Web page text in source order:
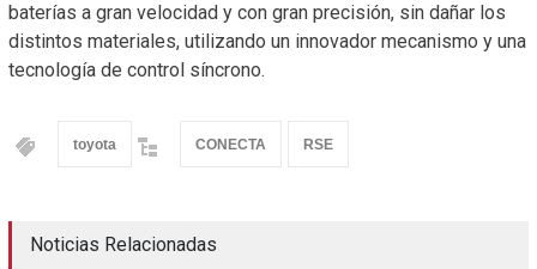
baterías a gran velocidad y con gran precisión, sin dañar los
distintos materiales, utilizando un innovador mecanismo y una
tecnología de control síncrono.
toyota CONECTA RSE
Noticias Relacionadas